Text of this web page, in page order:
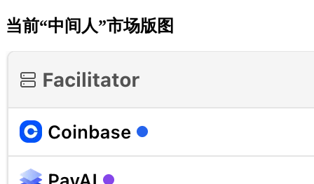
当前“中间人”市场版图